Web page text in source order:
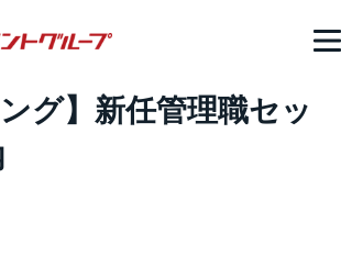
グ】新任管理職セッ